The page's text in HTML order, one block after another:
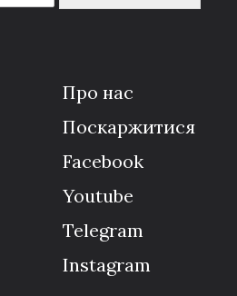
Про нас
Поскаржитися
Facebook
Youtube
Telegram
Instagram